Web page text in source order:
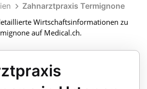
Zahnarztpraxis Termignone
Wirtschaftsinformationen zu
auf Medical.ch.